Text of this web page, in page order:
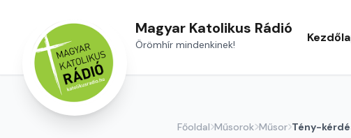
Magyar Katolikus Rádió
Örömhír mindenkinek!
Főoldal Műsorok Műsor Tény-